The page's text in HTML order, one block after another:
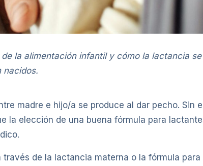
la alimentación infantil y cómo la lactancia
nacidos.
madre e hijo/a se produce al dar pecho. Sin
la elección de una buena fórmula para
de la lactancia materna o la fórmula